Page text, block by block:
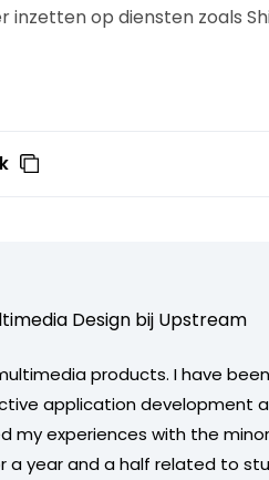
inzetten op diensten zoals
Design bij Upstream
products. I have
application development
my experiences with the
a year and a half related to